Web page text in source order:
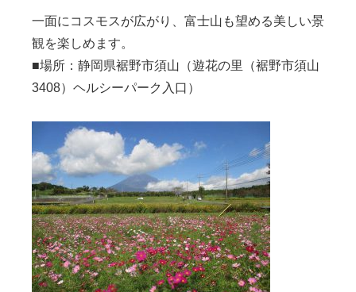
一面にコスモスが広がり、富士山も望める美しい景
観を楽しめます。
■場所：静岡県裾野市須山（遊花の里（裾野市須山
3408）ヘルシーパーク入口）